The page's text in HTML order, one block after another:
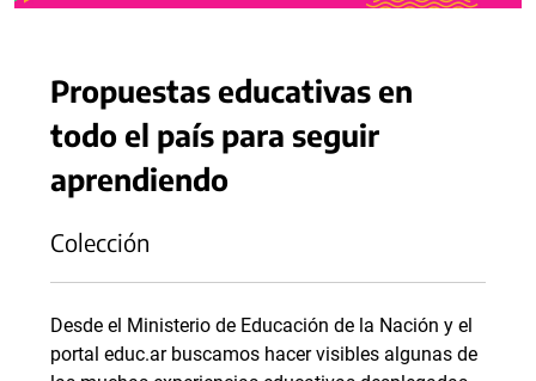
Propuestas educativas en
todo el país para seguir
aprendiendo
Colección
Desde el Ministerio de Educación de la Nación y el
portal educ.ar buscamos hacer visibles algunas de